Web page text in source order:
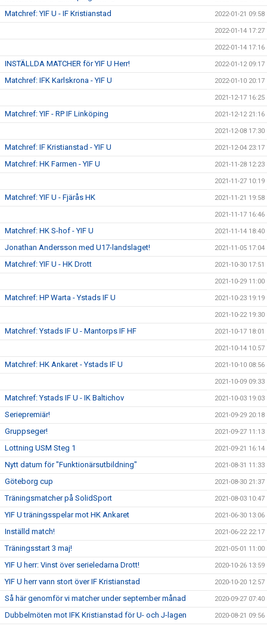
Matchref: YIF U - IF Kristianstad 2022-01-21 09:58
2022-01-14 17:27
2022-01-14 17:16
INSTÄLLDA MATCHER för YIF U Herr! 2022-01-12 09:17
Matchref: IFK Karlskrona - YIF U 2022-01-10 20:17
2021-12-17 16:25
Matchref: YIF - RP IF Linköping 2021-12-12 21:16
2021-12-08 17:30
Matchref: IF Kristianstad - YIF U 2021-12-04 23:17
Matchref: HK Farmen - YIF U 2021-11-28 12:23
2021-11-27 10:19
Matchref: YIF U - Fjärås HK 2021-11-21 19:58
2021-11-17 16:46
Matchref: HK S-hof - YIF U 2021-11-14 18:40
Jonathan Andersson med U17-landslaget! 2021-11-05 17:04
Matchref: YIF U - HK Drott 2021-10-30 17:51
2021-10-29 11:00
Matchref: HP Warta - Ystads IF U 2021-10-23 19:19
2021-10-22 19:30
Matchref: Ystads IF U - Mantorps IF HF 2021-10-17 18:01
2021-10-14 10:57
Matchref: HK Ankaret - Ystads IF U 2021-10-10 08:56
2021-10-09 09:33
Matchref: Ystads IF U - IK Baltichov 2021-10-03 19:03
Seriepremiär! 2021-09-29 20:18
Gruppseger! 2021-09-27 11:13
Lottning USM Steg 1 2021-09-21 16:14
Nytt datum för "Funktionärsutbildning" 2021-08-31 11:33
Göteborg cup 2021-08-30 21:37
Träningsmatcher på SolidSport 2021-08-03 10:47
YIF U träningsspelar mot HK Ankaret 2021-06-30 13:06
Inställd match! 2021-06-22 22:17
Träningsstart 3 maj! 2021-05-01 11:00
YIF U herr: Vinst över serieledarna Drott! 2020-10-26 13:59
YIF U herr vann stort över IF Kristianstad 2020-10-20 12:57
Så här genomför vi matcher under september månad 2020-09-27 07:40
Dubbelmöten mot IFK Kristianstad för U- och J-lagen 2020-08-21 09:56